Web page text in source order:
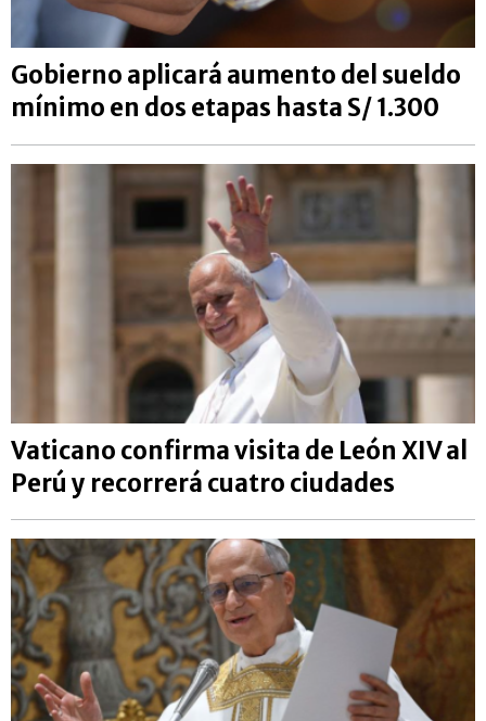
Gobierno aplicará aumento del sueldo
mínimo en dos etapas hasta S/ 1.300
Vaticano confirma visita de León XIV al
Perú y recorrerá cuatro ciudades